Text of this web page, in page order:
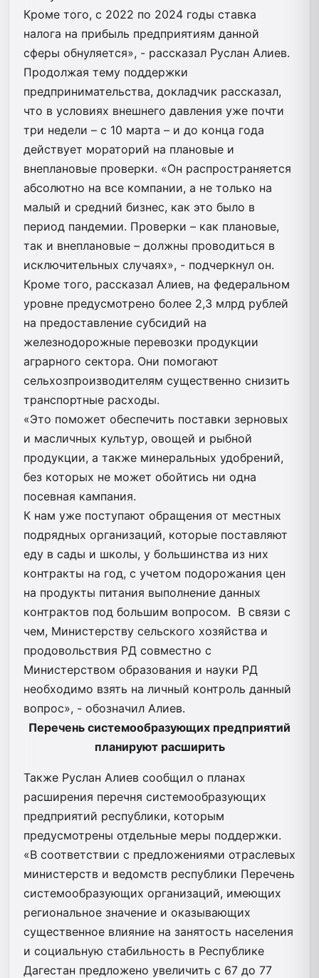
Кроме того, с 2022 по 2024 годы ставка
налога на прибыль предприятиям данной
сферы обнуляется», - рассказал Руслан Алиев.
Продолжая тему поддержки
предпринимательства, докладчик рассказал,
что в условиях внешнего давления уже почти
три недели – с 10 марта – и до конца года
действует мораторий на плановые и
внеплановые проверки. «Он распространяется
абсолютно на все компании, а не только на
малый и средний бизнес, как это было в
период пандемии. Проверки – как плановые,
так и внеплановые – должны проводиться в
исключительных случаях», - подчеркнул он.
Кроме того, рассказал Алиев, на федеральном
уровне предусмотрено более 2,3 млрд рублей
на предоставление субсидий на
железнодорожные перевозки продукции
аграрного сектора. Они помогают
сельхозпроизводителям существенно снизить
транспортные расходы.
«Это поможет обеспечить поставки зерновых
и масличных культур, овощей и рыбной
продукции, а также минеральных удобрений,
без которых не может обойтись ни одна
посевная кампания.
К нам уже поступают обращения от местных
подрядных организаций, которые поставляют
еду в сады и школы, у большинства из них
контракты на год, с учетом подорожания цен
на продукты питания выполнение данных
контрактов под большим вопросом. В связи с
чем, Министерству сельского хозяйства и
продовольствия РД совместно с
Министерством образования и науки РД
необходимо взять на личный контроль данный
вопрос», - обозначил Алиев.
Перечень системообразующих предприятий
планируют расширить
Также Руслан Алиев сообщил о планах
расширения перечня системообразующих
предприятий республики, которым
предусмотрены отдельные меры поддержки.
«В соответствии с предложениями отраслевых
министерств и ведомств республики Перечень
системообразующих организаций, имеющих
региональное значение и оказывающих
существенное влияние на занятость населения
и социальную стабильность в Республике
Дагестан предложено увеличить с 67 до 77